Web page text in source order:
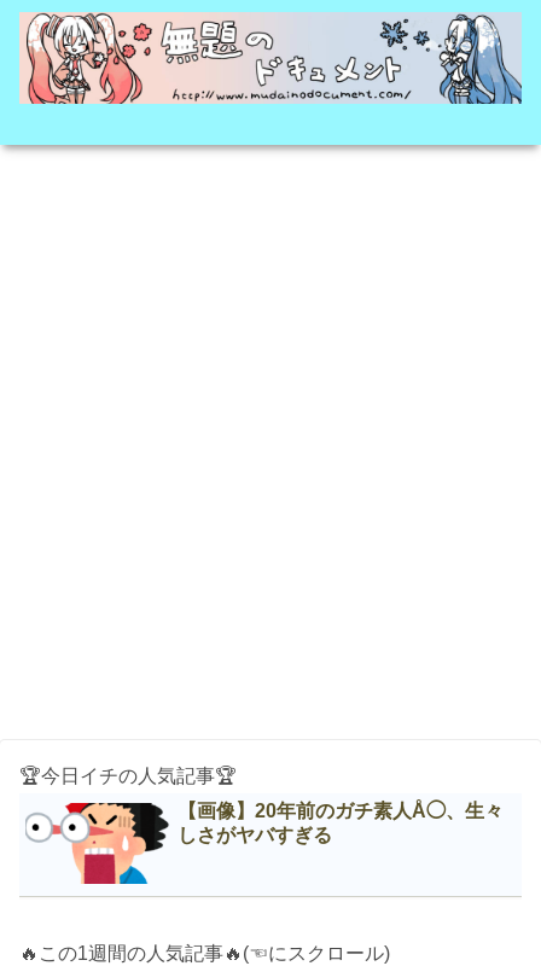
🏆今日イチの人気記事🏆
【画像】20年前のガチ素人Å◯、生々
しさがヤバすぎる
🔥この1週間の人気記事🔥(☜にスクロール)